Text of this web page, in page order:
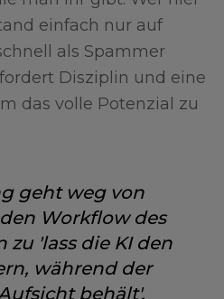
einfach nur auf
als Spammer
Disziplin und eine
das volle Potenzial zu
geht weg von
Workflow des
zu 'lass die KI den
während der
behält'.